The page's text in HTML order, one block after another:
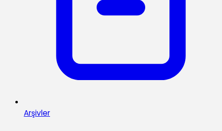
Arşivler